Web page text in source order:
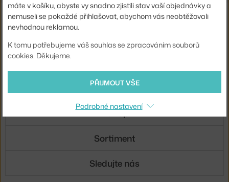
máte v košíku, abyste vy snadno zjistili stav vaší objednávky a
nemuseli se pokaždé přihlašovat, abychom vás neobtěžovali
nevhodnou reklamou.
K tomu potřebujeme váš souhlas se zpracováním souborů
cookies. Děkujeme.
PŘIJMOUT VŠE
Podrobné nastavení
Novinky e-mailem
Přihlášením souhlasíte se
O nás
Nákup
Sortiment
Sledujte nás